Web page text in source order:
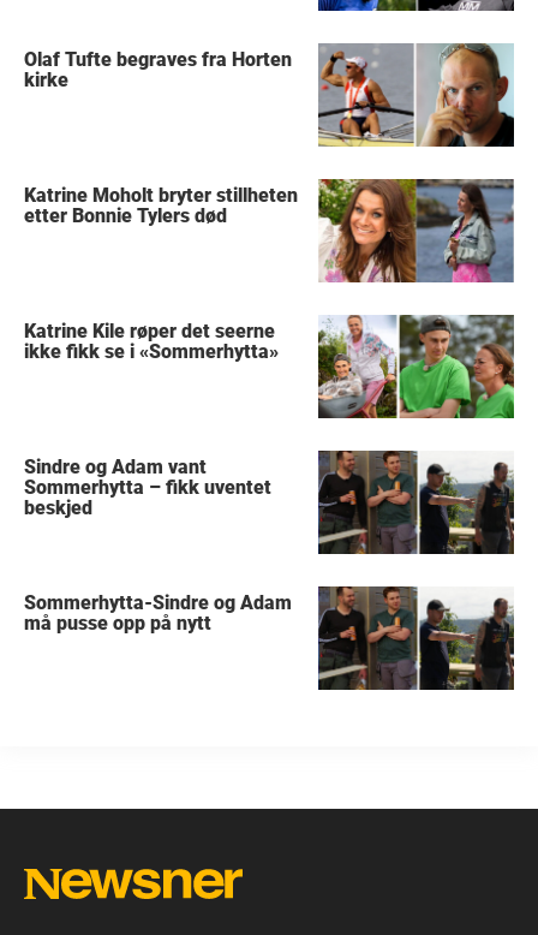
Olaf Tufte begraves fra Horten
kirke
Katrine Moholt bryter stillheten
etter Bonnie Tylers død
Katrine Kile røper det seerne
ikke fikk se i «Sommerhytta»
Sindre og Adam vant
Sommerhytta – fikk uventet
beskjed
Sommerhytta-Sindre og Adam
må pusse opp på nytt